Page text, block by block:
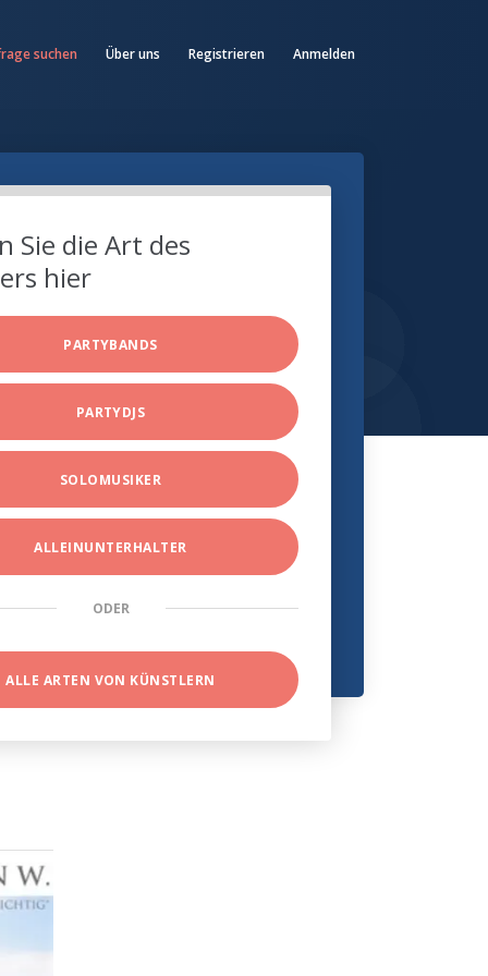
suchen Über uns Registrieren Anmelden
Sie die Art des
hier
PARTYBANDS
PARTYDJS
SOLOMUSIKER
ALLEINUNTERHALTER
ODER
ALLE ARTEN VON KÜNSTLERN